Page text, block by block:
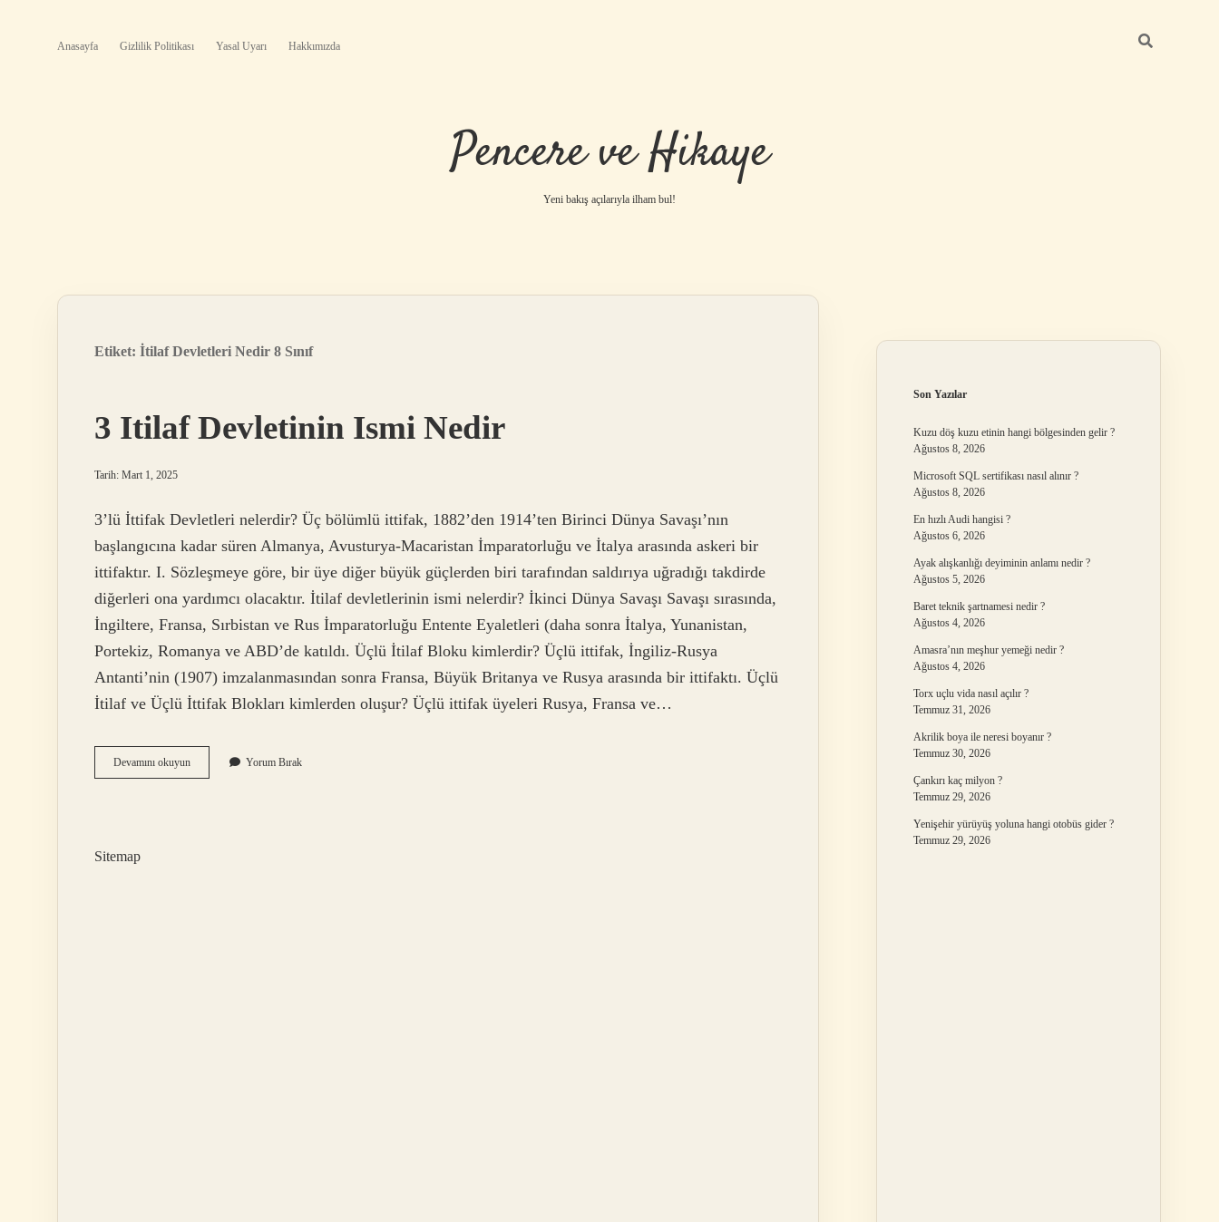
Anasayfa Gizlilik Politikası Yasal Uyarı Hakkımızda
Pencere ve Hikaye
Yeni bakış açılarıyla ilham bul!
Etiket: İtilaf Devletleri Nedir 8 Sınıf
3 Itilaf Devletinin Ismi Nedir
Tarih: Mart 1, 2025
3’lü İttifak Devletleri nelerdir? Üç bölümlü ittifak, 1882’den 1914’ten Birinci Dünya Savaşı’nın
başlangıcına kadar süren Almanya, Avusturya-Macaristan İmparatorluğu ve İtalya arasında askeri bir
ittifaktır. I. Sözleşmeye göre, bir üye diğer büyük güçlerden biri tarafından saldırıya uğradığı takdirde
diğerleri ona yardımcı olacaktır. İtilaf devletlerinin ismi nelerdir? İkinci Dünya Savaşı Savaşı sırasında,
İngiltere, Fransa, Sırbistan ve Rus İmparatorluğu Entente Eyaletleri (daha sonra İtalya, Yunanistan,
Portekiz, Romanya ve ABD’de katıldı. Üçlü İtilaf Bloku kimlerdir? Üçlü ittifak, İngiliz-Rusya
Antanti’nin (1907) imzalanmasından sonra Fransa, Büyük Britanya ve Rusya arasında bir ittifaktı. Üçlü
İtilaf ve Üçlü İttifak Blokları kimlerden oluşur? Üçlü ittifak üyeleri Rusya, Fransa ve…
Devamını okuyun3
Itilaf
Yorum Bırak
Sitemap
Son Yazılar
Kuzu döş kuzu etinin hangi bölgesinden gelir ?
Ağustos 8, 2026
Microsoft SQL sertifikası nasıl alınır ?
Ağustos 8, 2026
En hızlı Audi hangisi ?
Ağustos 6, 2026
Ayak alışkanlığı deyiminin anlamı nedir ?
Ağustos 5, 2026
Baret teknik şartnamesi nedir ?
Ağustos 4, 2026
Amasra’nın meşhur yemeği nedir ?
Ağustos 4, 2026
Torx uçlu vida nasıl açılır ?
Temmuz 31, 2026
Akrilik boya ile neresi boyanır ?
Temmuz 30, 2026
Çankırı kaç milyon ?
Temmuz 29, 2026
Yenişehir yürüyüş yoluna hangi otobüs gider ?
Temmuz 29, 2026